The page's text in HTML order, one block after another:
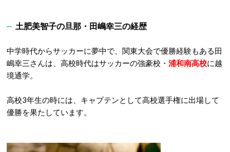
土肥美智子の旦那・田嶋幸三の経歴
中学時代からサッカーに夢中で、関東大会で優勝経験もある田
嶋幸三さんは、高校時代はサッカーの強豪校・ 浦和南高校に越
境通学。
高校3年生の時には、キャプテンとして高校選手権に出場して
優勝を果たしています。